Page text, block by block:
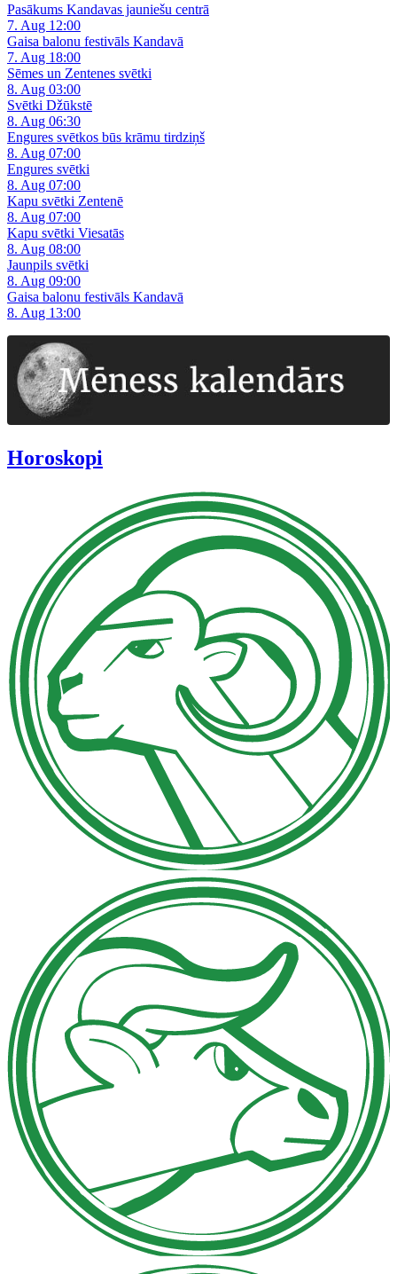
Pasākums Kandavas jauniešu centrā
7. Aug 12:00
Gaisa balonu festivāls Kandavā
7. Aug 18:00
Sēmes un Zentenes svētki
8. Aug 03:00
Svētki Džūkstē
8. Aug 06:30
Engures svētkos būs krāmu tirdziņš
8. Aug 07:00
Engures svētki
8. Aug 07:00
Kapu svētki Zentenē
8. Aug 07:00
Kapu svētki Viesatās
8. Aug 08:00
Jaunpils svētki
8. Aug 09:00
Gaisa balonu festivāls Kandavā
8. Aug 13:00
Horoskopi